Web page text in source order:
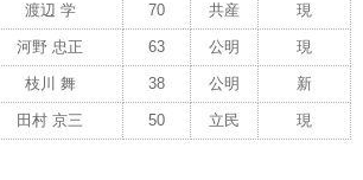
渡辺 学 70 共産 現
河野 忠正 63 公明 現
枝川 舞 38 公明 新
田村 京三 50 立民 現